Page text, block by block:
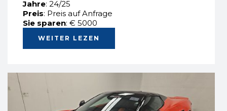
Jahre: 24/25
Preis: Preis auf Anfrage
Sie sparen: € 5000
WEITER LEZEN